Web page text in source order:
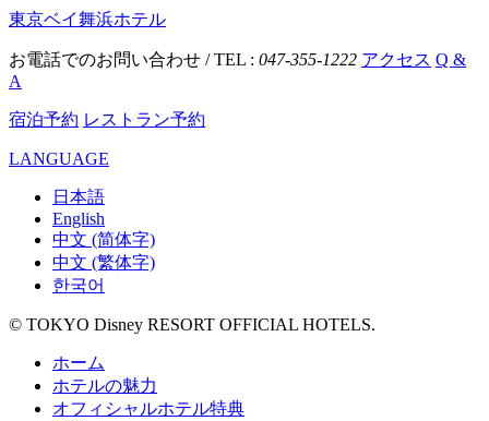
東京ベイ舞浜ホテル
お電話でのお問い合わせ / TEL : 047-355-1222 アクセス Q &
A
宿泊予約 レストラン予約
LANGUAGE
日本語
English
中文 (简体字)
中文 (繁体字)
한국어
© TOKYO Disney RESORT OFFICIAL HOTELS.
ホーム
ホテルの魅力
オフィシャルホテル特典